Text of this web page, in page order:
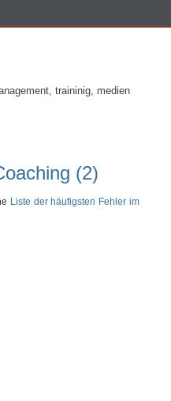
traininig, medien
(2)
Liste der häufigsten Fehler im